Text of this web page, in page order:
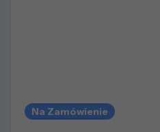
Na Zamówienie